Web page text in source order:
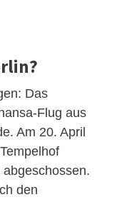
Das
Flug aus
Am 20. April
den